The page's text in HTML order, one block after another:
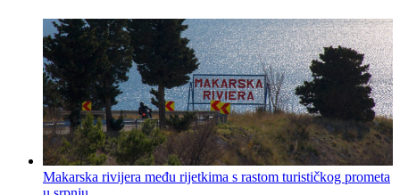
Makarska rivijera među rijetkima s rastom turističkog prometa